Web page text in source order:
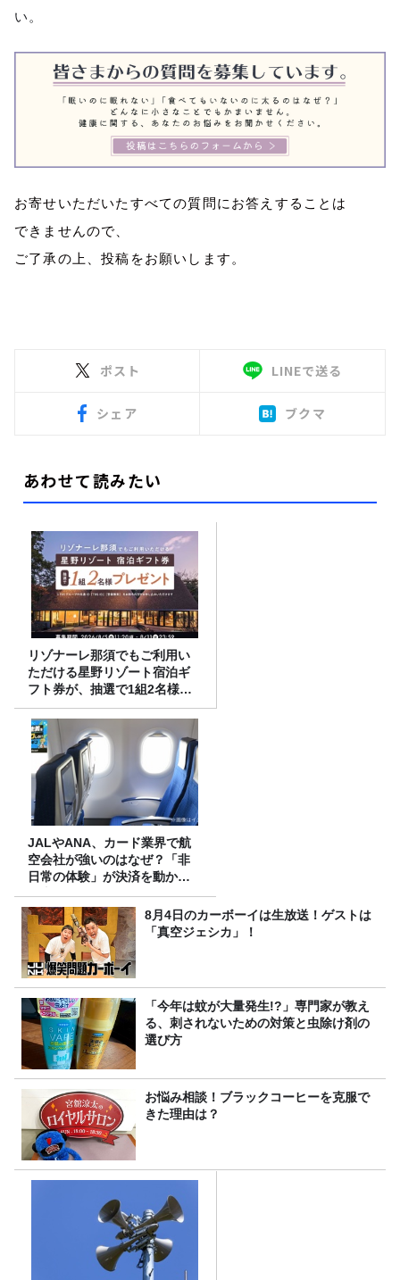
い。
お寄せいただいたすべての質問にお答えすることは
できませんので、
ご了承の上、投稿をお願いします。
ポスト LINEで送る
シェア ブクマ
あわせて読みたい
リゾナーレ那須でもご利用い
ただける星野リゾート宿泊ギ
フト券が、抽選で1組2名様に
プレゼント！
JALやANA、カード業界で航
空会社が強いのはなぜ？「非
日常の体験」が決済を動かす
理由
8月4日のカーボーイは生放送！ゲストは
「真空ジェシカ」！
「今年は蚊が大量発生!?」専門家が教え
る、刺されないための対策と虫除け剤の
選び方
お悩み相談！ブラックコーヒーを克服で
きた理由は？